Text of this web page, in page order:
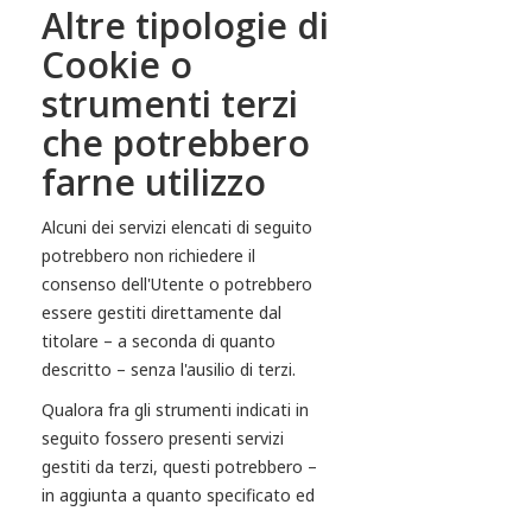
Altre tipologie di
Cookie o
strumenti terzi
che potrebbero
farne utilizzo
Alcuni dei servizi elencati di seguito
potrebbero non richiedere il
consenso dell'Utente o potrebbero
essere gestiti direttamente dal
titolare – a seconda di quanto
descritto – senza l'ausilio di terzi.
Qualora fra gli strumenti indicati in
seguito fossero presenti servizi
gestiti da terzi, questi potrebbero –
in aggiunta a quanto specificato ed